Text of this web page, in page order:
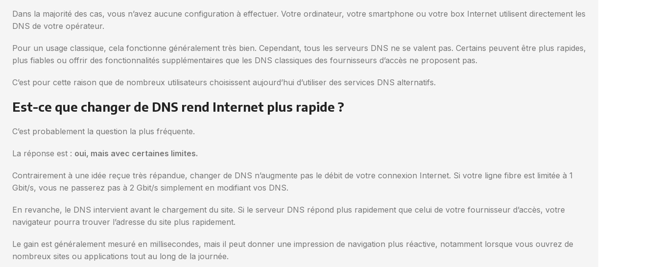
Dans la majorité des cas, vous n’avez aucune configuration à effectuer. Votre ordinateur, votre smartphone ou votre box Internet utilisent directement les
DNS de votre opérateur.
Pour un usage classique, cela fonctionne généralement très bien. Cependant, tous les serveurs DNS ne se valent pas. Certains peuvent être plus rapides,
plus fiables ou offrir des fonctionnalités supplémentaires que les DNS classiques des fournisseurs d’accès ne proposent pas.
C’est pour cette raison que de nombreux utilisateurs choisissent aujourd’hui d’utiliser des services DNS alternatifs.
Est-ce que changer de DNS rend Internet plus rapide ?
C’est probablement la question la plus fréquente.
La réponse est : oui, mais avec certaines limites.
Contrairement à une idée reçue très répandue, changer de DNS n’augmente pas le débit de votre connexion Internet. Si votre ligne fibre est limitée à 1
Gbit/s, vous ne passerez pas à 2 Gbit/s simplement en modifiant vos DNS.
En revanche, le DNS intervient avant le chargement du site. Si le serveur DNS répond plus rapidement que celui de votre fournisseur d’accès, votre
navigateur pourra trouver l’adresse du site plus rapidement.
Le gain est généralement mesuré en millisecondes, mais il peut donner une impression de navigation plus réactive, notamment lorsque vous ouvrez de
nombreux sites ou applications tout au long de la journée.